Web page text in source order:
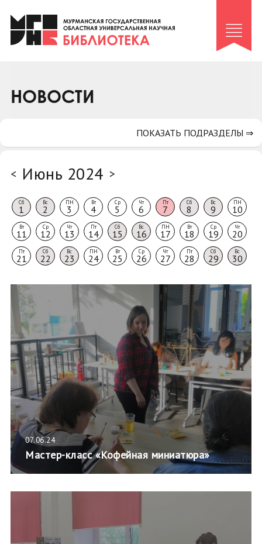
Клуб «Гиря и сельдерей»
Клуб «Семейный архив»
Коллегам
НОВОСТИ
< Июнь 2024 >
Сб
1
Вс
2
ПН
3
Вт
4
Ср
5
Чт
6
Пт
7
Сб
8
Вс
9
ПН
10
Вт
11
Ср
12
Чт
13
Пт
14
Сб
15
Вс
16
ПН
17
Вт
18
Ср
19
Чт
20
Пт
21
Сб
22
Вс
23
ПН
24
Вт
25
Ср
26
Чт
27
Пт
28
Сб
29
Вс
30
07.06.24
Мастер-класс «Кофейная миниатюра»
ПОКАЗАТЬ ПОДРАЗДЕЛЫ ⇒